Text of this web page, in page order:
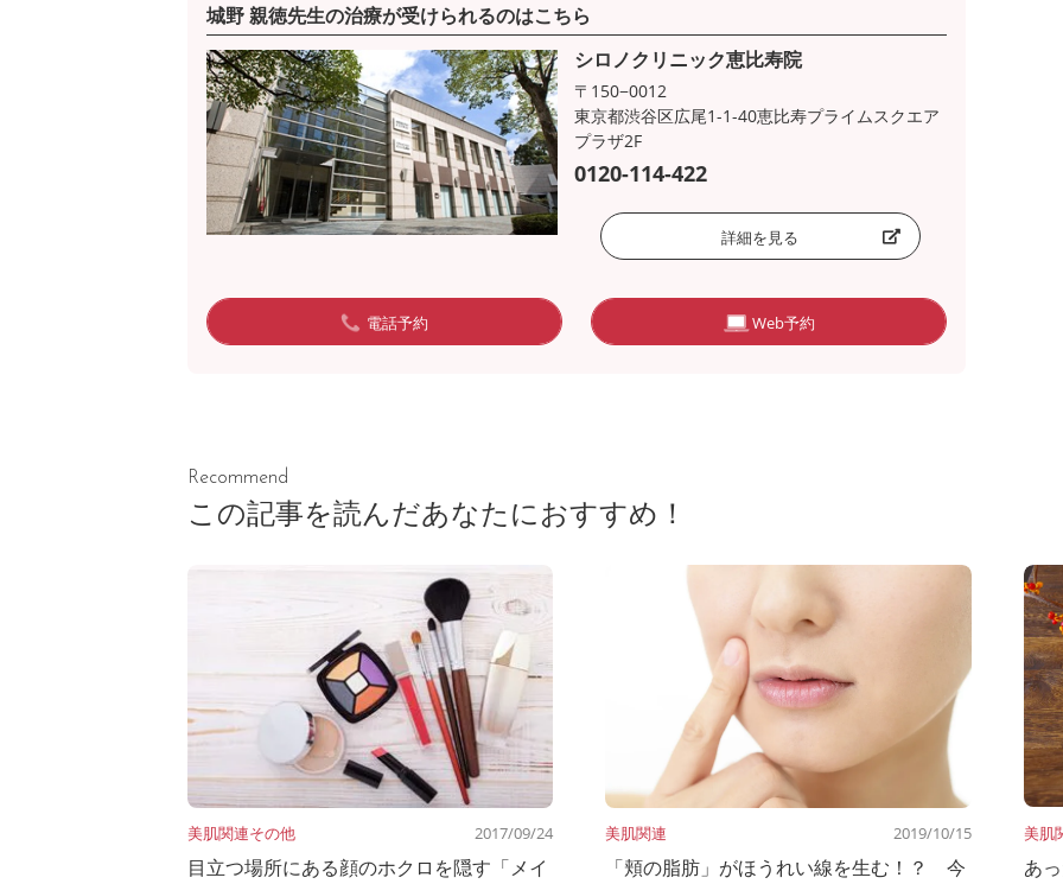
城野 親徳先生の治療が受けられるのはこちら
シロノクリニック恵比寿院
〒150−0012
東京都渋谷区広尾1-1-40恵比寿プライムスクエア
プラザ2F
0120-114-422
詳細を見る
電話予約 Web予約
Recommend
この記事を読んだあなたにおすすめ！
美肌関連その他 2017/09/24
目立つ場所にある顔のホクロを隠す「メイ
美肌関連 2019/10/15
「頬の脂肪」がほうれい線を生む！？ 今
美肌
あ